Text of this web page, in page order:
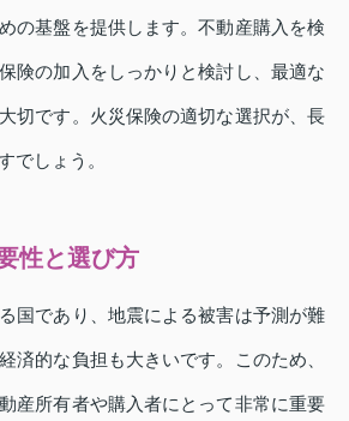
の基盤を提供します。不動産購入を検
険の加入をしっかりと検討し、最適な
切です。火災保険の適切な選択が、長
でしょう。
性と選び方
国であり、地震による被害は予測が難
済的な負担も大きいです。このため、
産所有者や購入者にとって非常に重要